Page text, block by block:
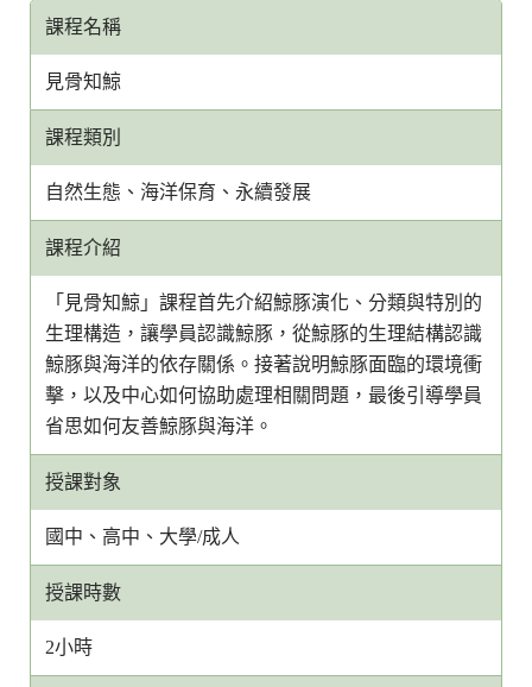
課程名稱
見骨知鯨
課程類別
自然生態、海洋保育、永續發展
課程介紹
「見骨知鯨」課程首先介紹鯨豚演化、分類與特別的
生理構造，讓學員認識鯨豚，從鯨豚的生理結構認識
鯨豚與海洋的依存關係。接著說明鯨豚面臨的環境衝
擊，以及中心如何協助處理相關問題，最後引導學員
省思如何友善鯨豚與海洋。
授課對象
國中、高中、大學/成人
授課時數
2小時